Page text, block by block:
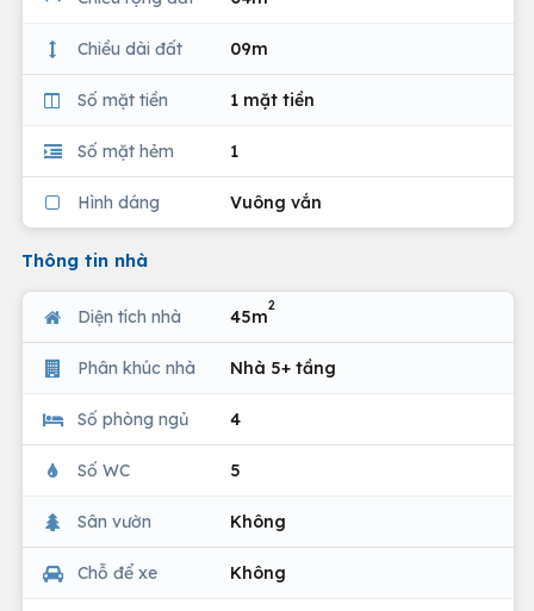
Chiều dài đất 09m
Số mặt tiền 1 mặt tiền
Số mặt hẻm 1
Hình dáng Vuông vắn
Thông tin nhà
Diện tích nhà 45m
2
Phân khúc nhà Nhà 5+ tầng
Số phòng ngủ 4
Số WC 5
Sân vườn Không
Chỗ để xe Không